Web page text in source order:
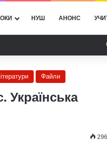
НУШ АНОНС
Файли
Українська
296